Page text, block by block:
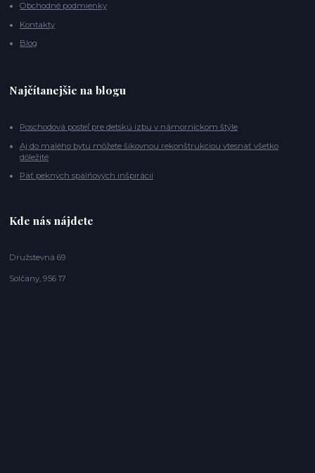
Obchodné podmienky
Kontakty
Blog
Najčítanejšie na blogu
Poschodová posteľ pre detskú izbu v námorníckom štýle
Aj do malého bytu môžete šikovnou rekonštrukciou vtesnať všetko
dôležité
Päť pekných spálňových inšpirácií
Kde nás nájdete
Družstevná 69
Solčany, 956 17